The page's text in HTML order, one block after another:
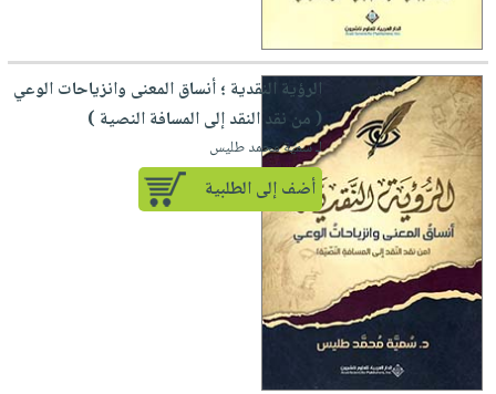
الرؤية النقدية ؛ أنساق المعنى وانزياحات الوعي
( من نقد النقد إلى المسافة النصية )
لـ سمية محمد طليس
أضف إلى الطلبية